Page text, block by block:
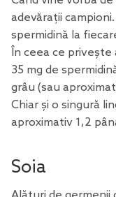
adevărații
spermidină la
În ceea ce
35 mg de
grâu (sau
Chiar și o singură
aproximativ 1,2
Soia